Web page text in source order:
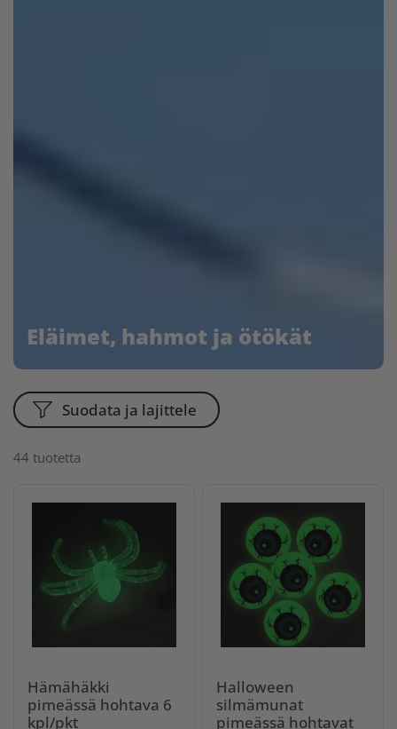
Eläimet, hahmot ja ötökät
44 tuotetta
Suodata ja lajittele
Hämähäkki
pimeässä hohtava 6
kpl/pkt
Halloween
silmämunat
pimeässä hohtavat